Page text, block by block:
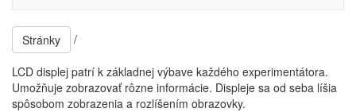
Stránky /
LCD displej patrí k základnej výbave každého experimentátora.
Umožňuje zobrazovať rôzne informácie. Displeje sa od seba líšia
spôsobom zobrazenia a rozlíšením obrazovky.